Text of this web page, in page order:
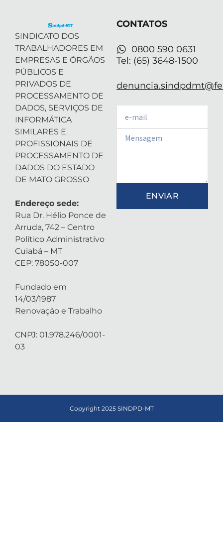
SINDICATO DOS
TRABALHADORES EM
EMPRESAS E ÓRGÃOS
PÚBLICOS E
PRIVADOS DE
PROCESSAMENTO DE
DADOS, SERVIÇOS DE
INFORMÁTICA
SIMILARES E
PROFISSIONAIS DE
PROCESSAMENTO DE
DADOS DO ESTADO
DE MATO GROSSO
Endereço sede:
Rua Dr. Hélio Ponce de
Arruda, 742 – Centro
Político Administrativo
Cuiabá – MT
CEP: 78050-007
Fundado em
14/03/1987
Renovação e Trabalho
CNPJ: 01.978.246/0001-
03
CONTATOS
0800 590 0631
Tel: (65) 3648-1500
Email
ENVIAR
Copyright 2025 SINDPD-MT